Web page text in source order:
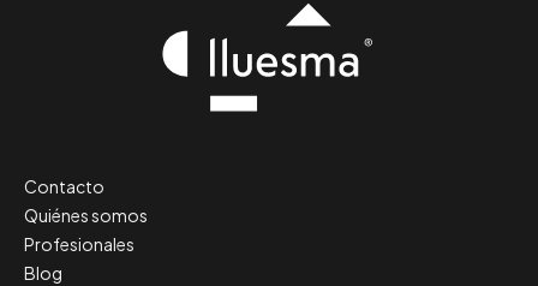
Contacto
Quiénes somos
Profesionales
Blog